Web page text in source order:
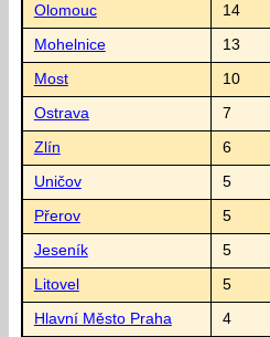
Olomouc 14
Mohelnice 13
Most 10
Ostrava 7
Zlín 6
Uničov 5
Přerov 5
Jeseník 5
Litovel 5
Hlavní Město Praha 4